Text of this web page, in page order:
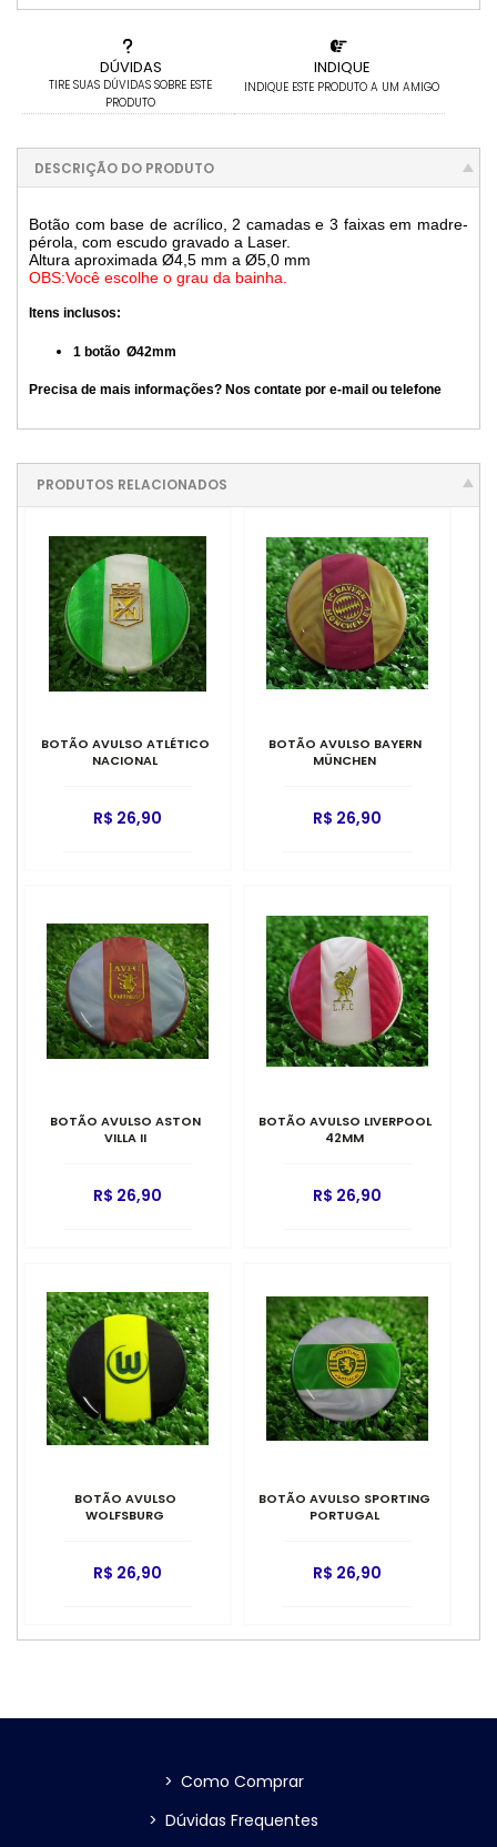
DÚVIDAS
TIRE SUAS DÚVIDAS SOBRE ESTE
PRODUTO
INDIQUE
INDIQUE ESTE PRODUTO A UM AMIGO
DESCRIÇÃO DO PRODUTO
Botão com base de acrílico, 2 camadas e 3 faixas em madre-
pérola, com escudo gravado a Laser.
Altura aproximada Ø4,5 mm a Ø5,0 mm
OBS:Você escolhe o grau da bainha.
Itens inclusos:
1 botão Ø42mm
Precisa de mais informações? Nos contate por e-mail ou telefone
PRODUTOS RELACIONADOS
BOTÃO AVULSO ATLÉTICO
NACIONAL
R$ 26,90
BOTÃO AVULSO BAYERN
MÜNCHEN
R$ 26,90
BOTÃO AVULSO ASTON
VILLA II
R$ 26,90
BOTÃO AVULSO LIVERPOOL
42MM
R$ 26,90
BOTÃO AVULSO
WOLFSBURG
R$ 26,90
BOTÃO AVULSO SPORTING
PORTUGAL
R$ 26,90
> Como Comprar
> Dúvidas Frequentes